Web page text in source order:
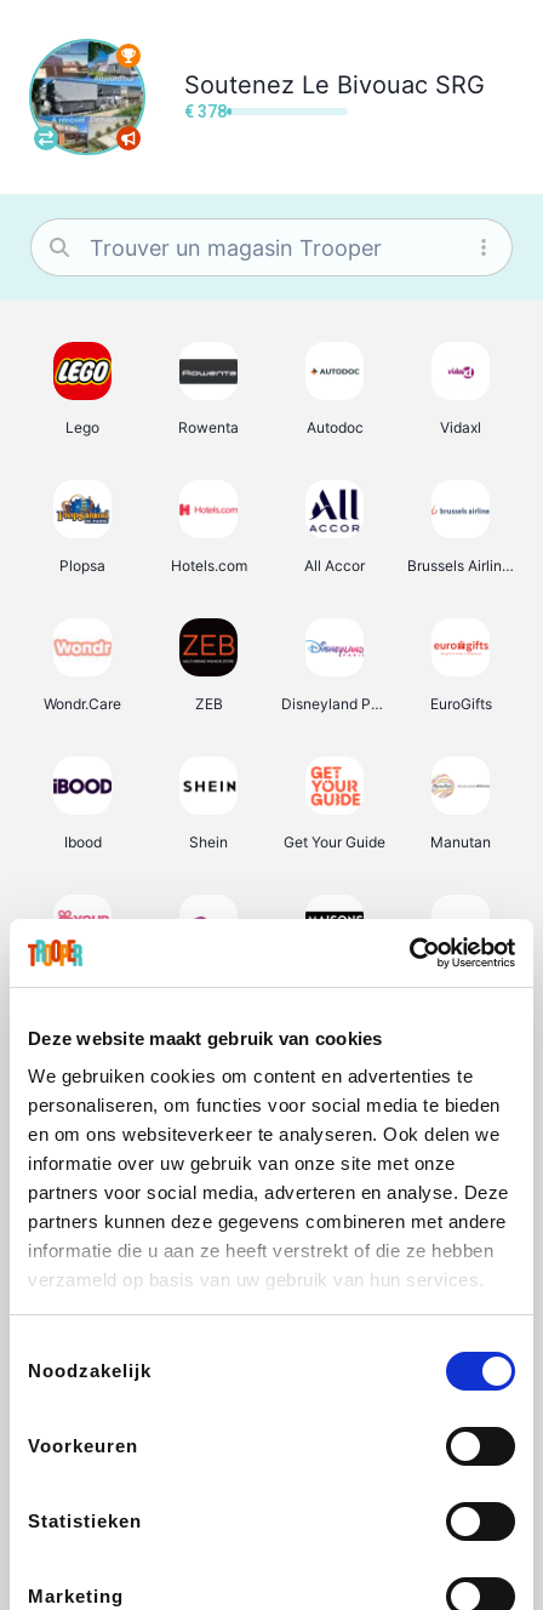
Deze website maakt gebruik van cookies
We gebruiken cookies om content en advertenties te
personaliseren, om functies voor social media te bieden
en om ons websiteverkeer te analyseren. Ook delen we
informatie over uw gebruik van onze site met onze
partners voor social media, adverteren en analyse. Deze
partners kunnen deze gegevens combineren met andere
informatie die u aan ze heeft verstrekt of die ze hebben
verzameld op basis van uw gebruik van hun services.
Noodzakelijk
Voorkeuren
Statistieken
Marketing
Soutenez Le Bivouac SRG
€ 378
Lego Rowenta Autodoc Vidaxl
Plopsa Hotels.com All Accor Brussels Airlines
Wondr.Care ZEB Disneyland Paris EuroGifts
Ibood Shein Get Your Guide Manutan
Weekendesk Sarenza Schiesser Interhome
Lufthansa
CheapTickets.be DeubaXXL